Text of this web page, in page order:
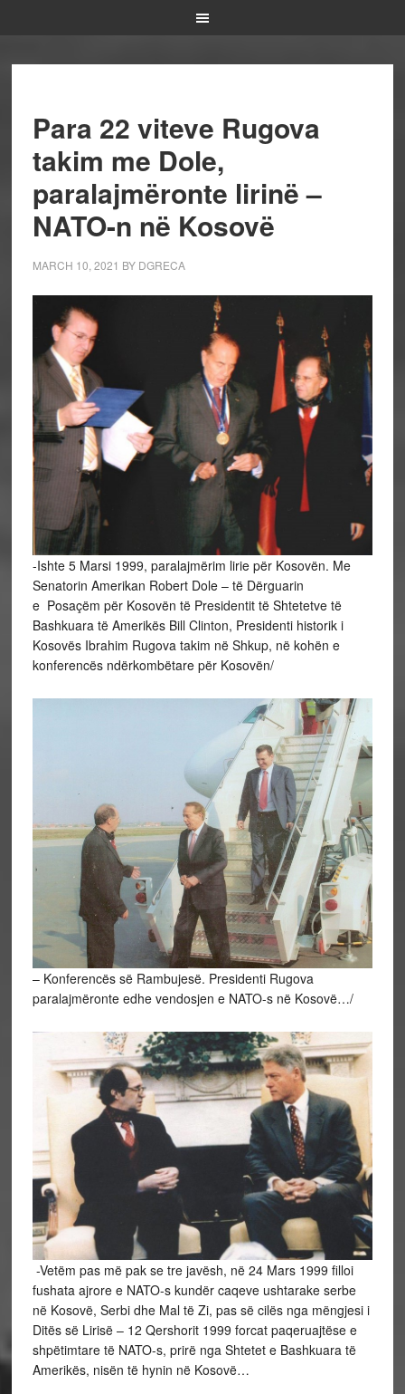
Para 22 viteve Rugova
takim me Dole,
paralajmëronte lirinë –
NATO-n në Kosovë
MARCH 10, 2021 BY DGRECA
-Ishte 5 Marsi 1999, paralajmërim lirie për Kosovën. Me
Senatorin Amerikan Robert Dole – të Dërguarin
e Posaçëm për Kosovën të Presidentit të Shtetetve të
Bashkuara të Amerikës Bill Clinton, Presidenti historik i
Kosovës Ibrahim Rugova takim në Shkup, në kohën e
konferencës ndërkombëtare për Kosovën/
– Konferencës së Rambujesë. Presidenti Rugova
paralajmëronte edhe vendosjen e NATO-s në Kosovë…/
-Vetëm pas më pak se tre javësh, në 24 Mars 1999 filloi
fushata ajrore e NATO-s kundër caqeve ushtarake serbe
në Kosovë, Serbi dhe Mal të Zi, pas së cilës nga mëngjesi i
Ditës së Lirisë – 12 Qershorit 1999 forcat paqeruajtëse e
shpëtimtare të NATO-s, prirë nga Shtetet e Bashkuara të
Amerikës, nisën të hynin në Kosovë…